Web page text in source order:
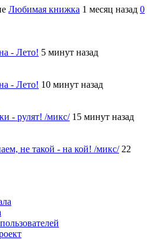
Любимая книжка 1 месяц назад 0
- Лето! 5 минут назад
- Лето! 10 минут назад
- рулят! /микс/ 15 минут назад
не такой - на кой! /микс/ 22